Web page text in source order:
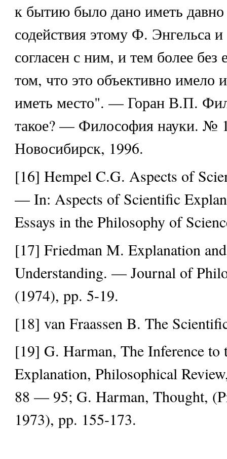
к бытию было дано иметь давно
содействия этому Ф. Энгельса
согласен с ним, и тем более без
том, что это объективно имело
иметь место". — Горан В.П.
такое? — Философия науки. №
Новосибирск, 1996.
[16] Hempel C.G. Aspects of
— In: Aspects of Scientific
Essays in the Philosophy of
[17] Friedman M. Explanation
Understanding. — Journal of
(1974), pp. 5-19.
[18] van Fraassen B. The
[19] G. Harman, The Inference to
Explanation, Philosophical
88 — 95; G. Harman, Thought,
1973), pp. 155-173.